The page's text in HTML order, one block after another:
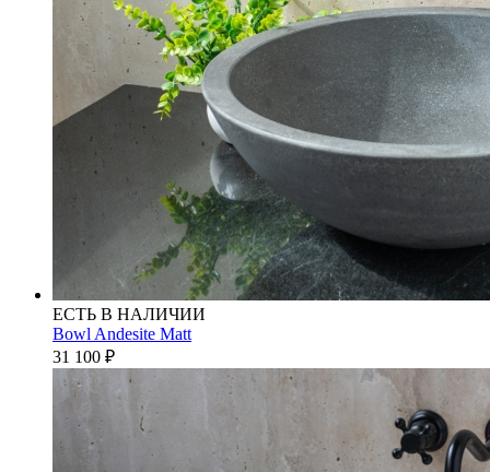
ЕСТЬ В НАЛИЧИИ
Bowl Andesite Matt
31 100 ₽